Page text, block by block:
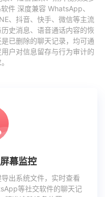
件 深度兼容 WhatsApp、
、抖音、快手、微信等主流
史消息、语音通话内容的恢
已删除的聊天记录，均可通
户对信息留存与行为审计的
幕监控
出系统文件，实时查看
等社交软件的聊天记